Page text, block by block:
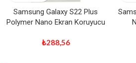
Samsung Galaxy S22 Plus
Polymer Nano Ekran Koruyucu
₺288,56